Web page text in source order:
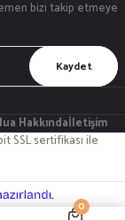
bizi takip etmeye
Kaydet
Hakkındaİletişim
SSL sertifikası ile
0
hazırlandı.